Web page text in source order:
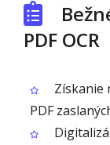
PDF OCR
Získanie
PDF